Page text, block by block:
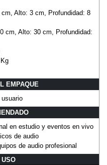
Alto: 3 cm, Profundidad: 8
cm, Alto: 30 cm, Profundidad:
EMPAQUE
usuario
en estudio y eventos en vivo
de audio
de audio profesional